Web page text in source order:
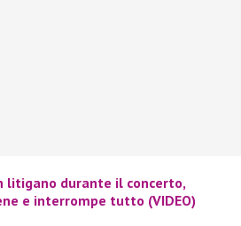
litigano durante il concerto,
e interrompe tutto (VIDEO)